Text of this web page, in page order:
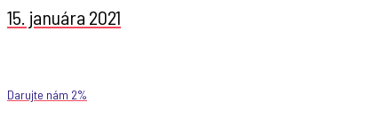
15. januára 2021
Darujte nám 2%